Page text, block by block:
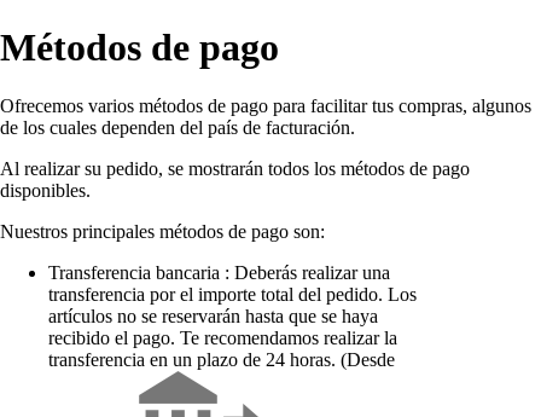
Métodos de pago
Ofrecemos varios métodos de pago para facilitar tus compras, algunos
de los cuales dependen del país de facturación.
Al realizar su pedido, se mostrarán todos los métodos de pago
disponibles.
Nuestros principales métodos de pago son:
Transferencia bancaria : Deberás realizar una
transferencia por el importe total del pedido. Los
artículos no se reservarán hasta que se haya
recibido el pago. Te recomendamos realizar la
transferencia en un plazo de 24 horas. (Desde